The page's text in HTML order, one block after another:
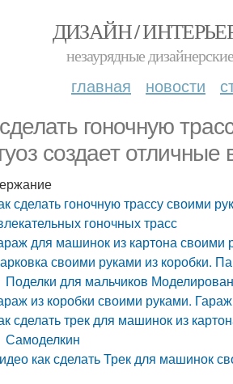
ДИЗАЙН /
незаурядные
главная новости
гоночную
создает
сделать гоночную трассу своими
гоночных трасс
для машинок из картона своими
своими руками из коробки.
Поделки для мальчиков
из коробки своими руками.
сделать трек для машинок из
Самоделкин
как сделать Трек для машинок